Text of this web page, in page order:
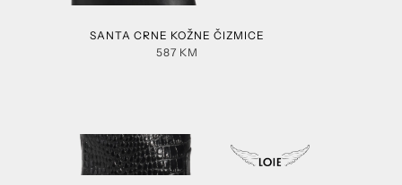
SANTA CRNE KOŽNE ČIZMICE
587 KM